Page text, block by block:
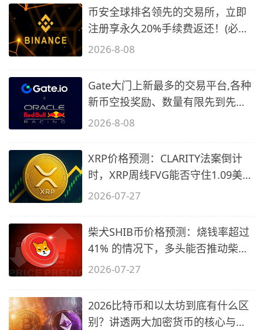
币安全球排名领先的交易所，立即
注册享永久20%手续费返还！(必备
2)
2026-8-08
Gate大门上新最多的交易平台,各种
新币空投奖励、数量有限先到先
得…
2026-8-08
XRP价格预测：CLARITY法案倒计
时，XRP周线FVG能否守住1.09美元
关口？
2026-07-27
柴犬SHIB币价格预测：烧钱率超过
41% 的情况下，多头能否推动柴犬
价格
2026-07-27
2026比特币和以太坊到底有什么区
别？讲透两大加密货币的核心与陷